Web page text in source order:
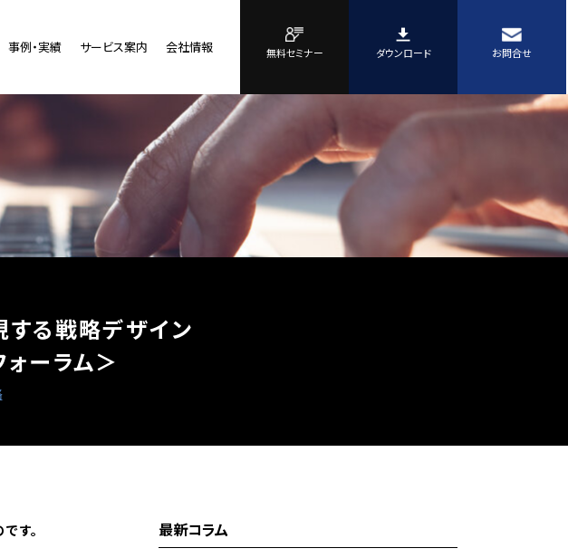
事例・実績 サービス案内 会社情報 無料セミナー ダウンロード お問合せ
する戦略デザイン
ーラム＞
す。 最新コラム